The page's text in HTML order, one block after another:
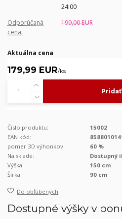
24:00
Odporúčaná
cena.
199,00 EUR
Aktuálna cena
179,99 EUR/ks
Číslo produktu:
15002
EAN kód:
pomer 3D výhonkov:
60 %
Na sklade:
Dostupný
Výška:
150 cm
Šírka:
90 cm
Do obľúbených
Dostupné výšky v